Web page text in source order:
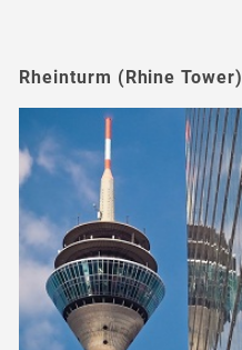
Rheinturm (Rhine Tower)